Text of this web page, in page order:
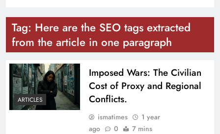
Tag: Here are the SEO tags extracted
from the article in one paragraph
ARTICLES
Imposed Wars: The Civilian
Cost of Proxy and Regional
Conflicts.
ismatimes
1 year
ago
0 7 mins